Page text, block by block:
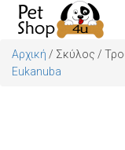
Αρχική / Σκύλος /
Eukanuba